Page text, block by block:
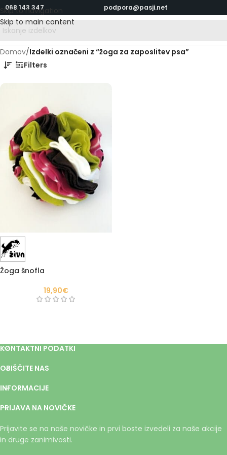
Skip to navigation
Skip to main content
068 143 347 podpora@pasji.net
Domov/Izdelki označeni z “žoga za zaposlitev psa”
Filters
Žoga šnofla
19,90€
KONTAKTNI PODATKI
OBIŠČITE NAS
INFORMACIJE
PRIJAVA NA NOVIČKE
Prijavite se na naše novičke in prvi boste izvedeli za naše akcije
in druge zanimivosti.